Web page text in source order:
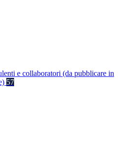
e collaboratori (da pubblicare in
57